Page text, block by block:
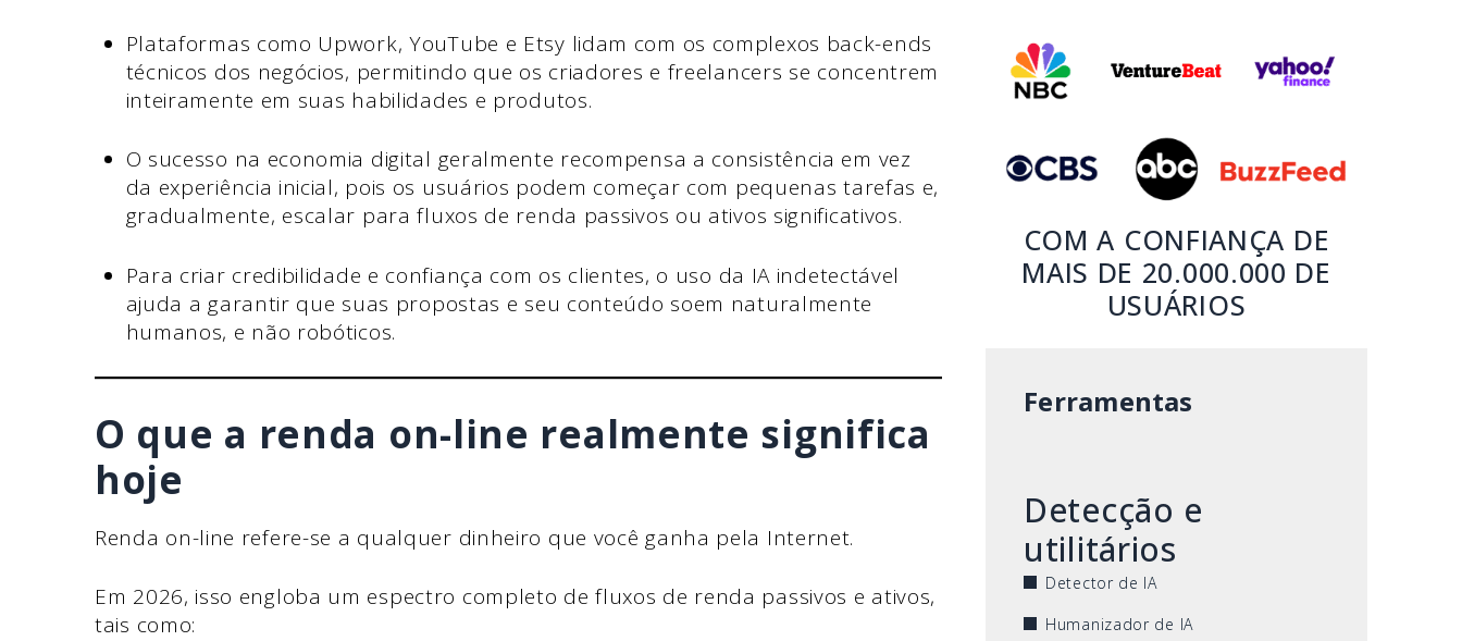
Plataformas como Upwork, YouTube e Etsy lidam com os complexos back-ends
técnicos dos negócios, permitindo que os criadores e freelancers se concentrem
inteiramente em suas habilidades e produtos.
O sucesso na economia digital geralmente recompensa a consistência em vez
da experiência inicial, pois os usuários podem começar com pequenas tarefas e,
gradualmente, escalar para fluxos de renda passivos ou ativos significativos.
Para criar credibilidade e confiança com os clientes, o uso da IA indetectável
ajuda a garantir que suas propostas e seu conteúdo soem naturalmente
humanos, e não robóticos.
O que a renda on-line realmente significa
hoje
Renda on-line refere-se a qualquer dinheiro que você ganha pela Internet.
Em 2026, isso engloba um espectro completo de fluxos de renda passivos e ativos,
tais como:
COM A CONFIANÇA DE
MAIS DE 20.000.000 DE
USUÁRIOS
Ferramentas
Detecção e
utilitários
Detector de IA
Humanizador de IA